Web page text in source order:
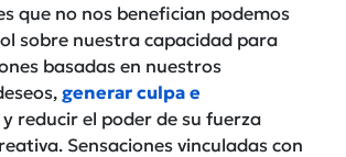
que no nos benefician podemos
sobre nuestra capacidad para
basadas en nuestros
generar culpa e
y reducir el poder de su fuerza
Sensaciones vinculadas con